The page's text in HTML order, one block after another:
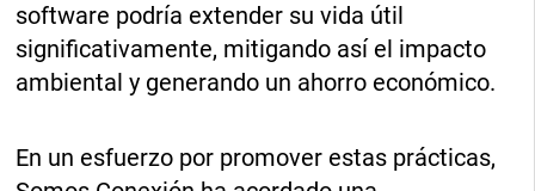
software podría extender su vida útil
significativamente, mitigando así el impacto
ambiental y generando un ahorro económico.
En un esfuerzo por promover estas prácticas,